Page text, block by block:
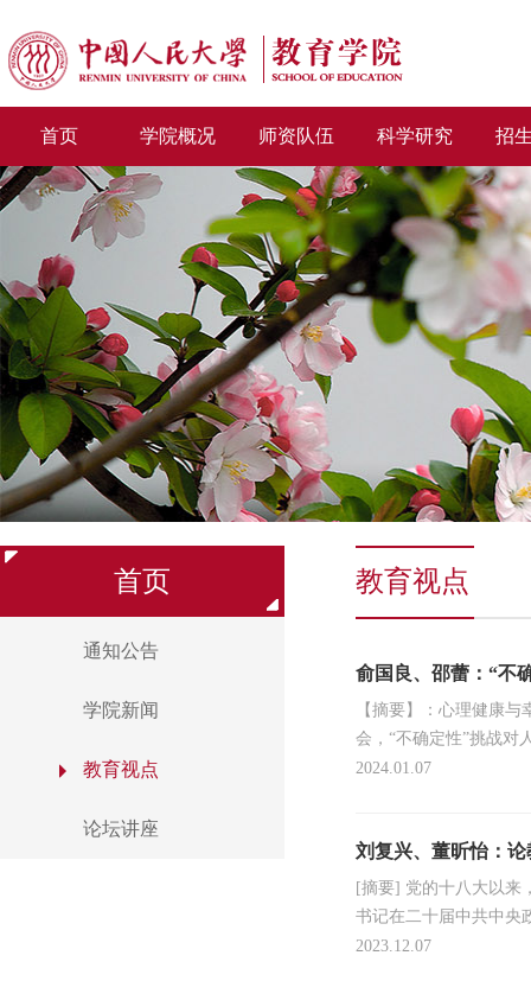
首页 学院概况 师资队伍 科学研究 招
首页
通知公告
学院新闻
教育视点
论坛讲座
教育视点
俞国良、邵蕾：“不
【摘要】：心理健康
会，“不确定性”挑战对
定性”不仅影响个体的
2024.01.07
刘复兴、董昕怡：
[摘要] 党的十八大以来
书记在二十届中共中央
于教育重要论述的战略
2023.12.07